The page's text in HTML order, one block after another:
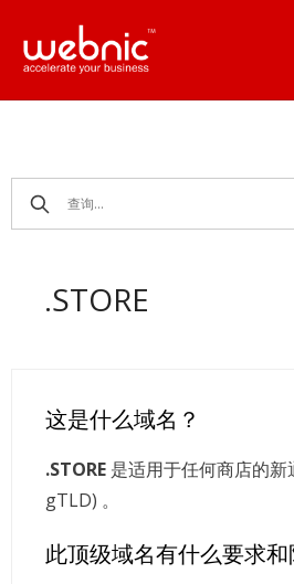
content
.STORE
这是什么域名？
.STORE 是适用于任何商店的
gTLD) 。
此顶级域名有什么要求和